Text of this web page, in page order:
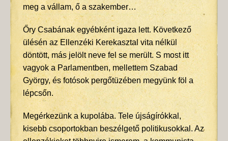
meg a vállam, ő a szakember…
Őry Csabának egyébként igaza lett. Következő
ülésén az Ellenzéki Kerekasztal vita nélkül
döntött, más jelölt neve fel se merült. S most itt
vagyok a Parlamentben, mellettem Szabad
György, és fotósok pergőtüzében megyünk föl a
lépcsőn.
Megérkezünk a kupolába. Tele újságírókkal,
kisebb csoportokban beszélgető politikusokkal. Az